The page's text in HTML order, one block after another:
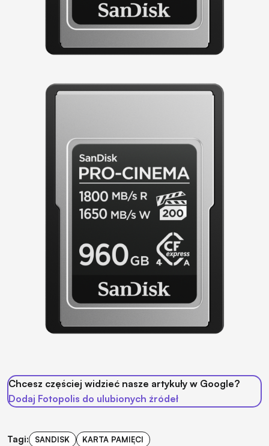
Chcesz częściej widzieć nasze artykuły w Google?
Dodaj Fotopolis do ulubionych źródeł
Tagi: SANDISK KARTA PAMIĘCI